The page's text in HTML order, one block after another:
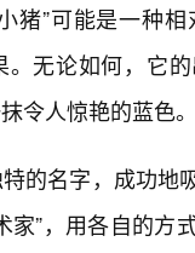
猪”可能是一种
无论如何，它
令人惊艳的蓝色。
的名字，成功地
家”，用各自的